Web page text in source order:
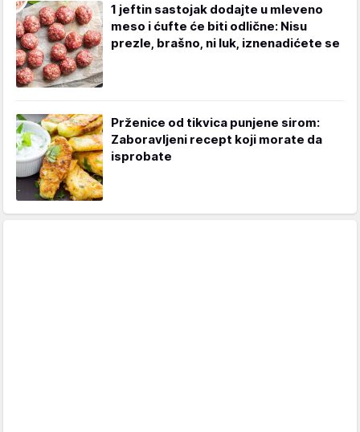
1 jeftin sastojak dodajte u mleveno
meso i ćufte će biti odlične: Nisu
prezle, brašno, ni luk, iznenadićete se
Prženice od tikvica punjene sirom:
Zaboravljeni recept koji morate da
isprobate